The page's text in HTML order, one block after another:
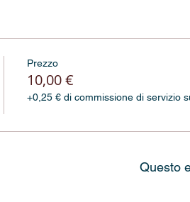
Prezzo
10,00 €
+0,25 € di commissione di servizio
Questo